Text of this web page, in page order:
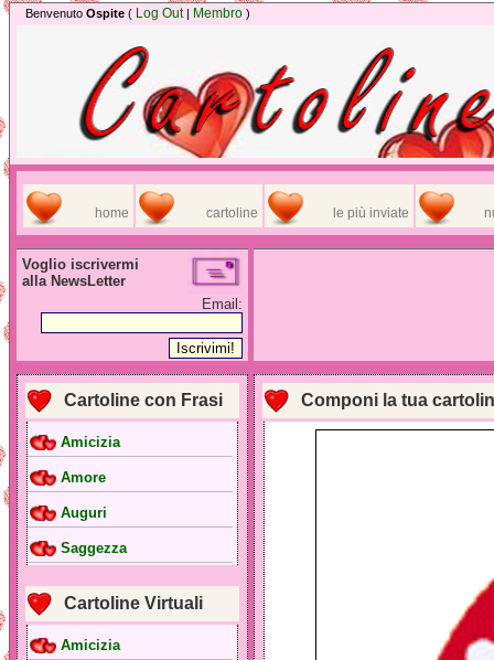
Benvenuto Ospite ( Log Out| Membro )
home cartoline le più inviate
Voglio iscrivermi
alla NewsLetter
Email:
Cartoline con Frasi
Amicizia
Amore
Auguri
Saggezza
Cartoline Virtuali
Amicizia
Componi la tua